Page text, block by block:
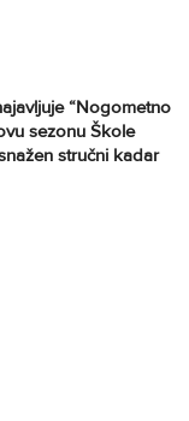
“Nogometno
sezonu Škole
stručni kadar